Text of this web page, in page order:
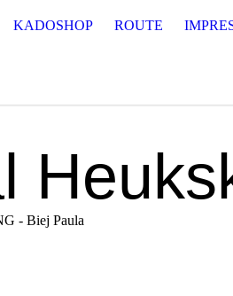
KADOSHOP ROUTE
- Biej Paula